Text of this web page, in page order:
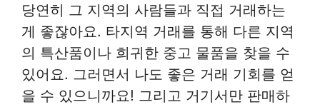
당연히 그 지역의 사람들과 직접 거래하는
게 좋잖아요. 타지역 거래를 통해 다른 지역
의 특산품이나 희귀한 중고 물품을 찾을 수
있어요. 그러면서 나도 좋은 거래 기회를 얻
을 수 있으니까요! 그리고 거기서만 판매하